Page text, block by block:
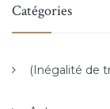
Catégories
(Inégalité de